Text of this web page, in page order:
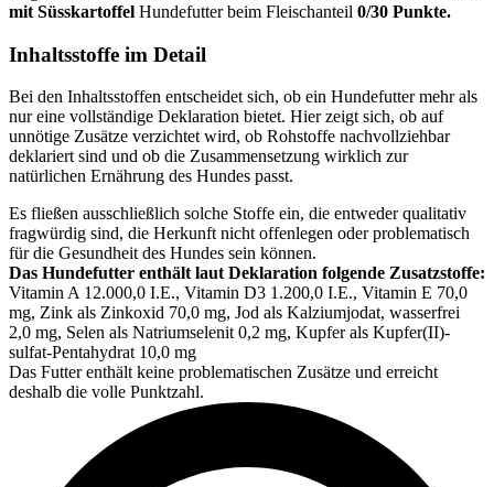
mit Süsskartoffel Hundefutter beim Fleischanteil 0/30 Punkte.
Inhaltsstoffe im Detail
Bei den Inhaltsstoffen entscheidet sich, ob ein Hundefutter mehr als
nur eine vollständige Deklaration bietet. Hier zeigt sich, ob auf
unnötige Zusätze verzichtet wird, ob Rohstoffe nachvollziehbar
deklariert sind und ob die Zusammensetzung wirklich zur
natürlichen Ernährung des Hundes passt.
Es fließen ausschließlich solche Stoffe ein, die entweder qualitativ
fragwürdig sind, die Herkunft nicht offenlegen oder problematisch
für die Gesundheit des Hundes sein können.
Das Hundefutter enthält laut Deklaration folgende Zusatzstoffe:
Vitamin A 12.000,0 I.E., Vitamin D3 1.200,0 I.E., Vitamin E 70,0
mg, Zink als Zinkoxid 70,0 mg, Jod als Kalziumjodat, wasserfrei
2,0 mg, Selen als Natriumselenit 0,2 mg, Kupfer als Kupfer(II)-
sulfat-Pentahydrat 10,0 mg
Das Futter enthält keine problematischen Zusätze und erreicht
deshalb die volle Punktzahl.